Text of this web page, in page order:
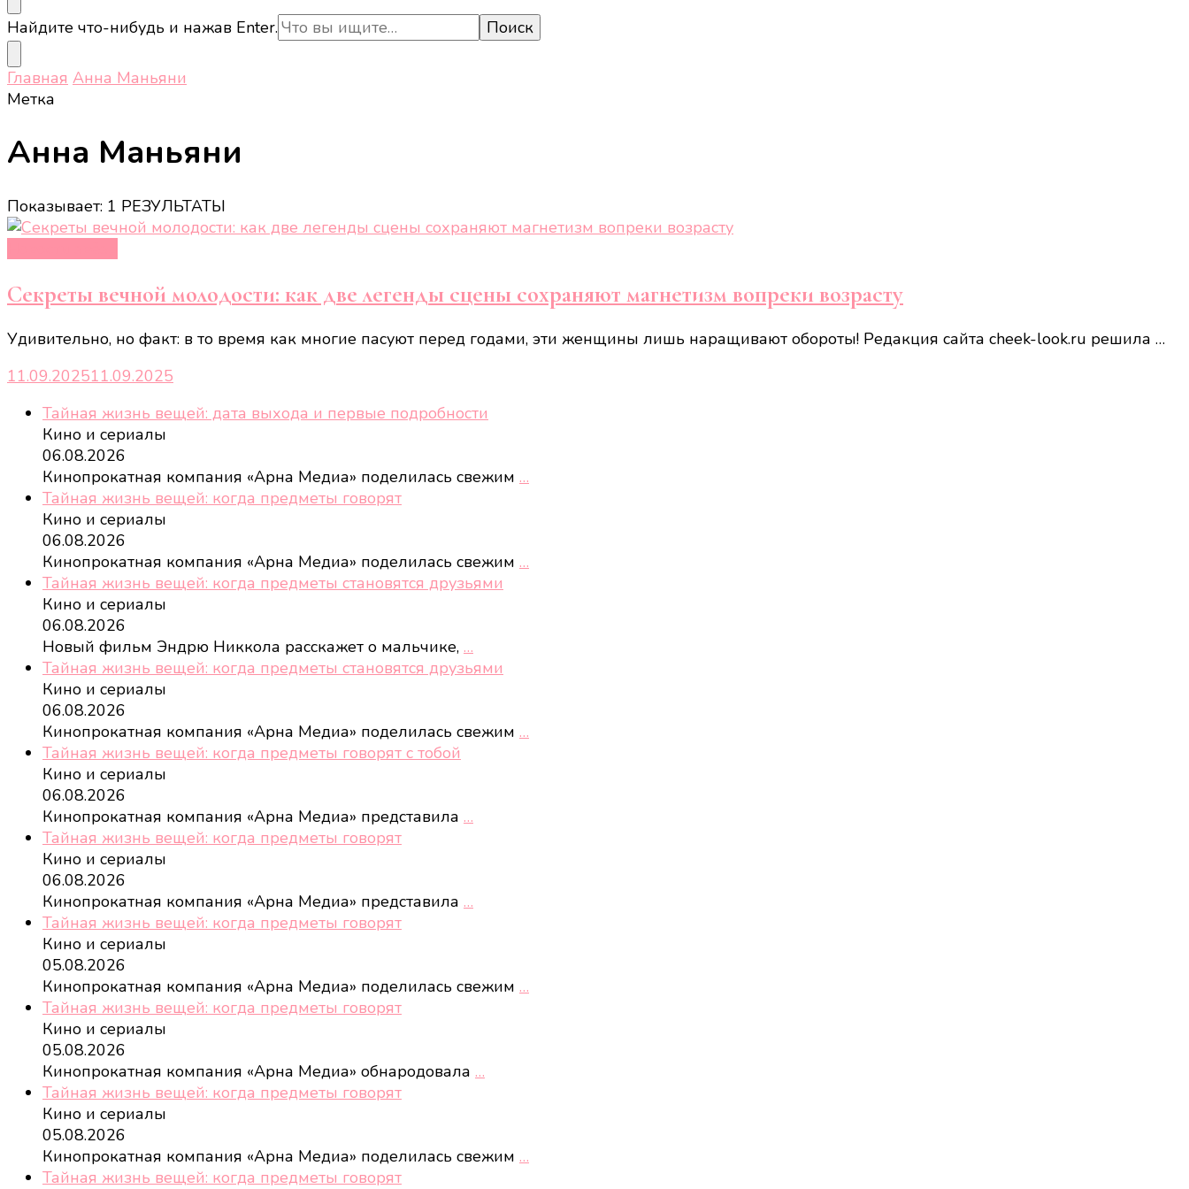
Ищите
что-
то?
Найдите что-нибудь и нажав Enter.
Главная Анна Маньяни
Метка
Анна Маньяни
Показывает: 1 РЕЗУЛЬТАТЫ
Секреты вечной молодости: как две легенды сцены сохраняют магнетизм вопреки возрасту
Удивительно, но факт: в то время как многие пасуют перед годами, эти женщины лишь наращивают обороты! Редакция сайта cheek-look.ru решила …
11.09.202511.09.2025
Тайная жизнь вещей: дата выхода и первые подробности
Кино и сериалы
06.08.2026
Кинопрокатная компания «Арна Медиа» поделилась свежим …
Тайная жизнь вещей: когда предметы говорят
Кино и сериалы
06.08.2026
Кинопрокатная компания «Арна Медиа» поделилась свежим …
Тайная жизнь вещей: когда предметы становятся друзьями
Кино и сериалы
06.08.2026
Новый фильм Эндрю Никкола расскажет о мальчике, …
Тайная жизнь вещей: когда предметы становятся друзьями
Кино и сериалы
06.08.2026
Кинопрокатная компания «Арна Медиа» поделилась свежим …
Тайная жизнь вещей: когда предметы говорят с тобой
Кино и сериалы
06.08.2026
Кинопрокатная компания «Арна Медиа» представила …
Тайная жизнь вещей: когда предметы говорят
Кино и сериалы
06.08.2026
Кинопрокатная компания «Арна Медиа» представила …
Тайная жизнь вещей: когда предметы говорят
Кино и сериалы
05.08.2026
Кинопрокатная компания «Арна Медиа» поделилась свежим …
Тайная жизнь вещей: когда предметы говорят
Кино и сериалы
05.08.2026
Кинопрокатная компания «Арна Медиа» обнародовала …
Тайная жизнь вещей: когда предметы говорят
Кино и сериалы
05.08.2026
Кинопрокатная компания «Арна Медиа» поделилась свежим …
Тайная жизнь вещей: когда предметы говорят